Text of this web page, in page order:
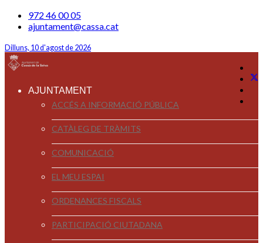
972 46 00 05
ajuntament@cassa.cat
Dilluns, 10 d'agost de 2026
AJUNTAMENT
ACCÉS A INFORMACIÓ PÚBLICA
CATÀLEG DE TRÀMITS
COMUNICACIÓ
EL MEU ESPAI
ORDENANCES FISCALS
PARTICIPACIÓ CIUTADANA